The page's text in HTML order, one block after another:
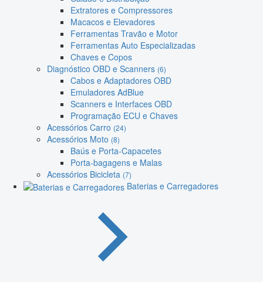
Extratores e Compressores
Macacos e Elevadores
Ferramentas Travão e Motor
Ferramentas Auto Especializadas
Chaves e Copos
Diagnóstico OBD e Scanners (6)
Cabos e Adaptadores OBD
Emuladores AdBlue
Scanners e Interfaces OBD
Programação ECU e Chaves
Acessórios Carro (24)
Acessórios Moto (8)
Baús e Porta-Capacetes
Porta-bagagens e Malas
Acessórios Bicicleta (7)
Baterias e Carregadores